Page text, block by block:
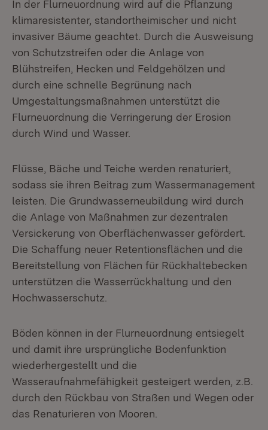
In der Flurneuordnung wird auf die Pflanzung
klimaresistenter, standortheimischer und nicht
invasiver Bäume geachtet. Durch die Ausweisung
von Schutzstreifen oder die Anlage von
Blühstreifen, Hecken und Feldgehölzen und
durch eine schnelle Begrünung nach
Umgestaltungsmaßnahmen unterstützt die
Flurneuordnung die Verringerung der Erosion
durch Wind und Wasser.
Flüsse, Bäche und Teiche werden renaturiert,
sodass sie ihren Beitrag zum Wassermanagement
leisten. Die Grundwasserneubildung wird durch
die Anlage von Maßnahmen zur dezentralen
Versickerung von Oberflächenwasser gefördert.
Die Schaffung neuer Retentionsflächen und die
Bereitstellung von Flächen für Rückhaltebecken
unterstützen die Wasserrückhaltung und den
Hochwasserschutz.
Böden können in der Flurneuordnung entsiegelt
und damit ihre ursprüngliche Bodenfunktion
wiederhergestellt und die
Wasseraufnahmefähigkeit gesteigert werden, z.B.
durch den Rückbau von Straßen und Wegen oder
das Renaturieren von Mooren.